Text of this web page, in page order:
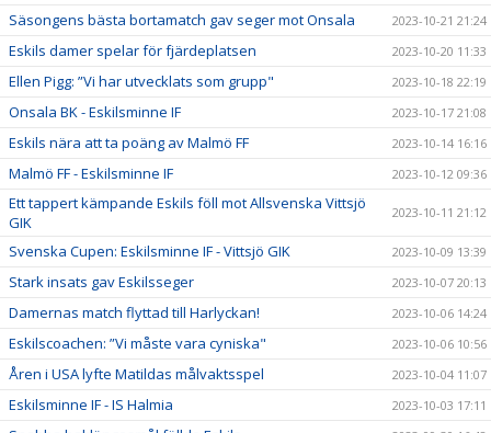
Säsongens bästa bortamatch gav seger mot Onsala 2023-10-21 21:24
Eskils damer spelar för fjärdeplatsen 2023-10-20 11:33
Ellen Pigg: ”Vi har utvecklats som grupp" 2023-10-18 22:19
Onsala BK - Eskilsminne IF 2023-10-17 21:08
Eskils nära att ta poäng av Malmö FF 2023-10-14 16:16
Malmö FF - Eskilsminne IF 2023-10-12 09:36
Ett tappert kämpande Eskils föll mot Allsvenska Vittsjö
GIK
2023-10-11 21:12
Svenska Cupen: Eskilsminne IF - Vittsjö GIK 2023-10-09 13:39
Stark insats gav Eskilsseger 2023-10-07 20:13
Damernas match flyttad till Harlyckan! 2023-10-06 14:24
Eskilscoachen: ”Vi måste vara cyniska" 2023-10-06 10:56
Åren i USA lyfte Matildas målvaktsspel 2023-10-04 11:07
Eskilsminne IF - IS Halmia 2023-10-03 17:11